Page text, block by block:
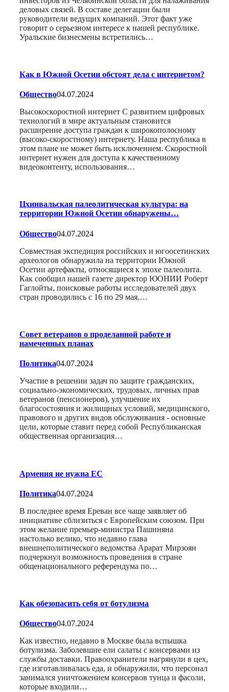
деловых связей. В составе делегации были
руководители ведущих компаний. Этот факт уже
говорит о серьезном интересе к нашей республике.
Уральские бизнесмены встретились…
Как в Южной Осетии обстоят дела с интернетом?
Общество04.07.2024
Высокоскоростной интернет С развитием цифровых
технологий в мире актуальным становится
расширение доступа граждан к широкополосному
(высоко-скоростному) интернету. Наша республика в
этом плане не может быть исключением. Скоростной
интернет нужен для доступа к качественному
видеоконтенту, использования…
Цхинвальская палеолитическая культура: на
территории Южной Осетии обнаружены…
Общество04.07.2024
Совместная экспедиция российских и югоосетинских
археологов обнаружила на территории Южной
Осетии артефакты, относящиеся к эпохе палеолита.
Как сообщил нашей газете директор ЮОНИИ Роберт
Гаглойты, поисковые работы исследователей двух
стран проводились с 16 по 29 мая,…
Совет ветеранов о проделанной работе и
намеченных планах
Политика04.07.2024
Участие в решении задач по защите гражданских,
социально-экономических, трудовых, личных прав
ветеранов (пенсионеров), улучшение их
благосостояния и жилищных условий, медицинского,
правового и других видов обслуживания - основные
цели, которые ставит перед собой Республиканская
общественная организация…
Армения не нужна ЕС
Политика04.07.2024
В последнее время Ереван все чаще заявляет об
инициативе сблизиться с Европейским союзом. При
этом желание премьер-министра Пашиняна
настолько велико, что недавно глава
внешнеполитического ведомства Арарат Мирзоян
подчеркнул возможность проведения в стране
общенационального референдума по…
Как обезопасить себя от ботулизма
Общество04.07.2024
Как известно, недавно в Москве была вспышка
ботулизма. Заболевшие ели салаты с консервами из
службы доставки. Правоохранители нагрянули в цех,
где изготавливалась еда, и обнаружили, что персонал
занимался уничтожением консервов тунца и фасоли,
которые входили…